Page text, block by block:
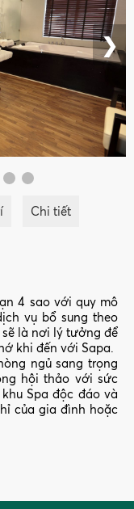
❯
Chi tiết
4 sao với quy mô
vụ bổ sung theo
là nơi lý tưởng để
khi đến với Sapa.
ngủ sang trọng
hội thảo với sức
Spa độc đáo và
của gia đình hoặc